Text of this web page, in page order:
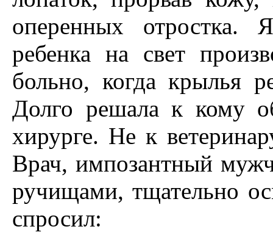
оперенных отростка.
ребенка на свет
больно, когда крылья
Долго решала к кому
хирурге. Hе к
Врач, импозантный
ручищами, тщательно
спросил: